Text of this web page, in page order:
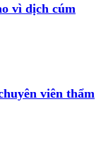
vì dịch cúm
viên thẩm